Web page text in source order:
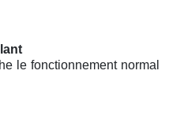
le fonctionnement normal